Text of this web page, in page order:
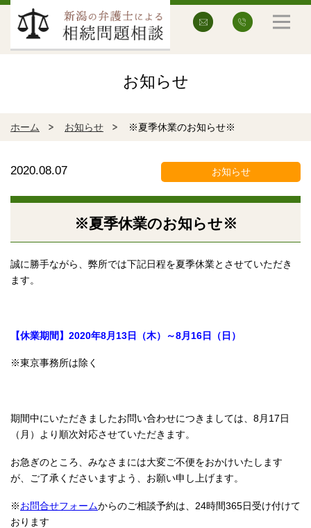
お知らせ
ホーム お知らせ ※夏季休業のお知らせ※
2020.08.07 お知らせ
※夏季休業のお知らせ※
誠に勝手ながら、弊所では下記日程を夏季休業とさせていただき
ます。
【休業期間】2020年8月13日（木）～8月16日（日）
※東京事務所は除く
期間中にいただきましたお問い合わせにつきましては、8月17日
（月）より順次対応させていただきます。
お急ぎのところ、みなさまには大変ご不便をおかけいたします
が、ご了承くださいますよう、お願い申し上げます。
※お問合せフォームからのご相談予約は、24時間365日受け付けて
おります